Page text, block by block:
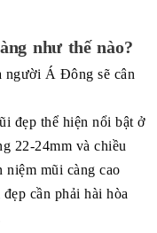
như thế nào?
người Á Đông sẽ cân
đẹp thể hiện nổi bật ở
22-24mm và chiều
niệm mũi càng cao
cần phải hài hòa